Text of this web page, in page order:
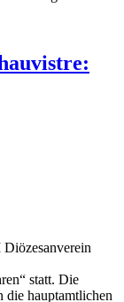
statt. Die
die hauptamtlichen